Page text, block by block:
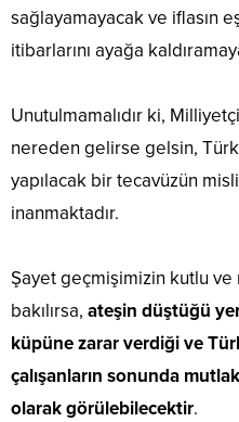
sağlayamayacak ve iflasın
itibarlarını ayağa
Unutulmamalıdır ki,
nereden gelirse gelsin,
yapılacak bir tecavüzün
inanmaktadır.
Şayet geçmişimizin kutlu ve
bakılırsa, ateşin düştüğü
küpüne zarar verdiği ve
çalışanların sonunda
olarak görülebilecektir.